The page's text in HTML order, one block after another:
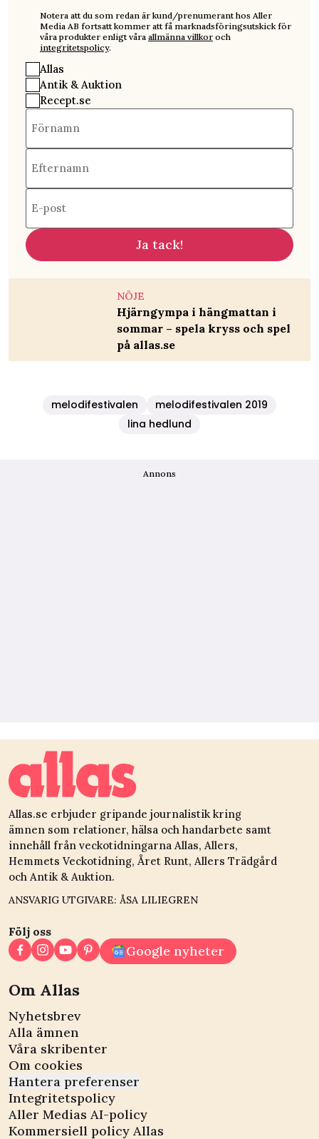
Notera att du som redan är kund/prenumerant hos Aller
Media AB fortsatt kommer att få marknadsföringsutskick för
våra produkter enligt våra allmänna villkor och
integritetspolicy.
Allas
Antik & Auktion
Recept.se
Förnamn
Efternamn
E-post
Ja tack!
NÖJE
Hjärngympa i hängmattan i
sommar – spela kryss och spel
på allas.se
melodifestivalen
melodifestivalen 2019
lina hedlund
Annons
Allas.se erbjuder gripande journalistik kring
ämnen som relationer, hälsa och handarbete samt
innehåll från veckotidningarna Allas, Allers,
Hemmets Veckotidning, Året Runt, Allers Trädgård
och Antik & Auktion.
ANSVARIG UTGIVARE: ÅSA LILIEGREN
Följ oss
Google nyheter
Om Allas
Nyhetsbrev
Alla ämnen
Våra skribenter
Om cookies
Hantera preferenser
Integritetspolicy
Aller Medias AI-policy
Kommersiell policy Allas